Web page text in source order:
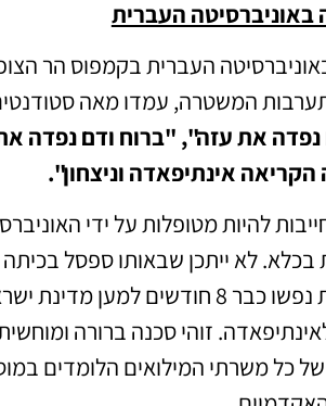
באוניברסיטה העברית
העברית בקמפוס הר
המשטרה, עמדו מאה
נפדה את עזה", "ברוח ודם נפדה
אינתיפאדה וניצחון".
להיות מטופלות על ידי
לא ייתכן שבאותו ספסל בכיתה
סטודנט משרת במילואים, שמסכן את נפשו כבר 8 חודשים
זוהי סכנה ברורה
כל משרתי המילואים הלומדים